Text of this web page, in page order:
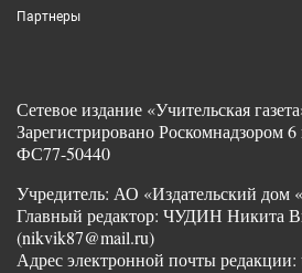
Партнеры
Сетевое издание «Учительская
Зарегистрировано Роскомнадзором
ФС77-50440
Учредитель: АО «Издательский дом
Главный редактор: ЧУДИН Никита
(nikvik87@mail.ru)
Адрес электронной почты редакции: